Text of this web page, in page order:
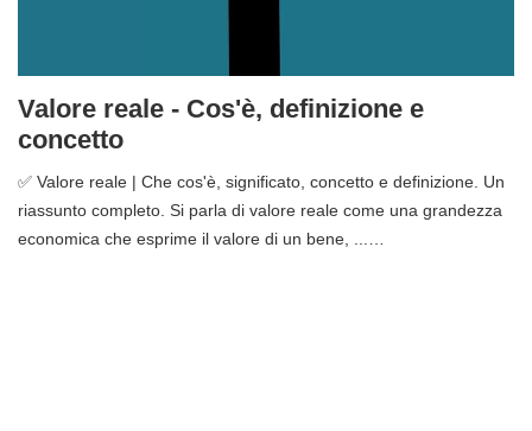
Valore reale - Cos'è, definizione e
concetto
✅ Valore reale | Che cos'è, significato, concetto e definizione. Un
riassunto completo. Si parla di valore reale come una grandezza
economica che esprime il valore di un bene, ...…